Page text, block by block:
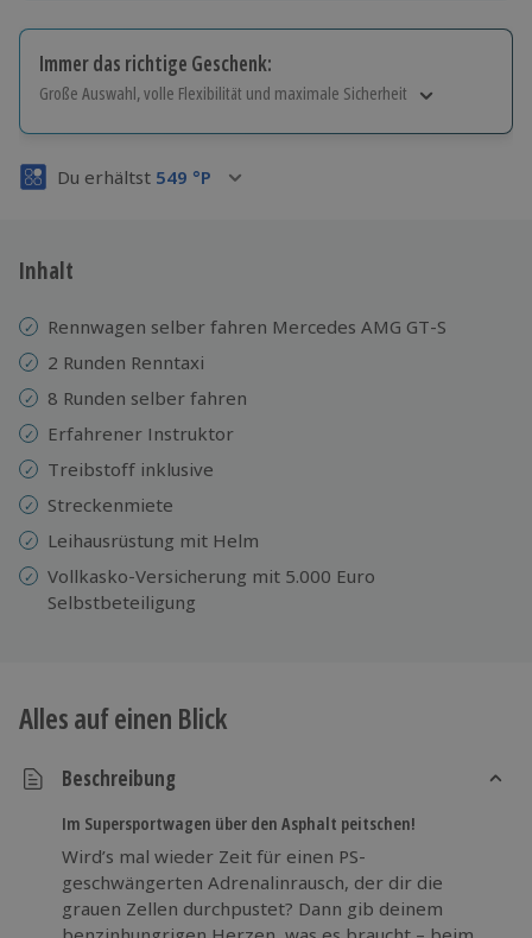
Immer das richtige Geschenk:
Große Auswahl, volle Flexibilität und maximale Sicherheit
Volle Flexibilität
3 Jahre gültig & verlängerbar.
Du erhältst 549 °P
Inhalt
Rennwagen selber fahren Mercedes AMG GT-S
2 Runden Renntaxi
8 Runden selber fahren
Erfahrener Instruktor
Treibstoff inklusive
Streckenmiete
Leihausrüstung mit Helm
Vollkasko-Versicherung mit 5.000 Euro
Selbstbeteiligung
Alles auf einen Blick
Beschreibung
Im Supersportwagen über den Asphalt peitschen!
Wird’s mal wieder Zeit für einen PS-
geschwängerten Adrenalinrausch, der dir die
grauen Zellen durchpustet? Dann gib deinem